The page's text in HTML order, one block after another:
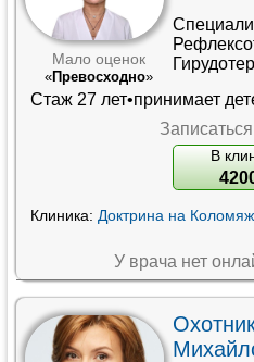
Мало оценок
«Превосходно»
Стаж 27 лет•принимает
В
Клиника: Доктрина на
У врача нет